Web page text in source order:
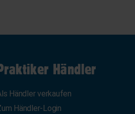
Händler
Händler verkaufen
Händler-Login